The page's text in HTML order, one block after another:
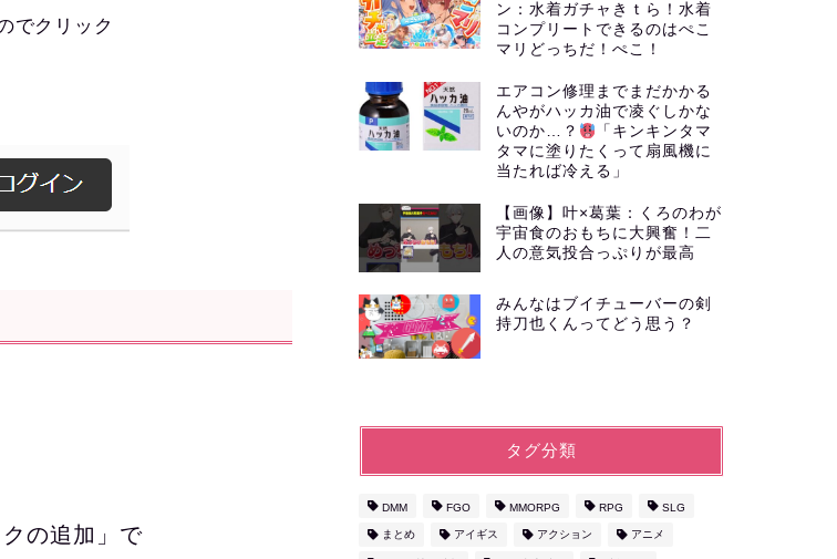
でクリック
クの追加」で
ン：水着ガチャきｔら！水着
コンプリートできるのはぺこ
マリどっちだ！ぺこ！
エアコン修理までまだかかる
んやがハッカ油で凌ぐしかな
いのか…？
「キンキンタマ
タマに塗りたくって扇風機に
当たれば冷える」
【画像】叶×葛葉：くろのわが
宇宙食のおもちに大興奮！二
人の意気投合っぷりが最高
みんなはブイチューバーの剣
持刀也くんってどう思う？
タグ分類
DMM FGO MMORPG RPG SLG
まとめ アイギス アクション アニメ